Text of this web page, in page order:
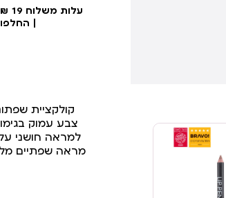
|
קולקציית
למראה חושני
מראה שפתיים